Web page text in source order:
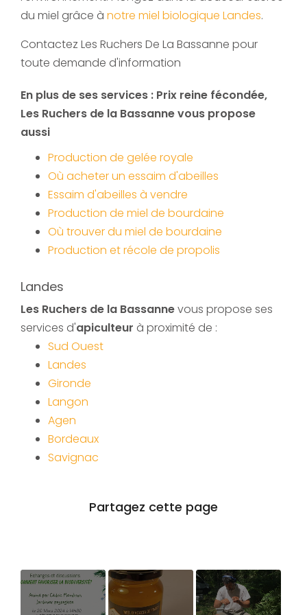
du miel grâce à notre miel biologique Landes.
Contactez Les Ruchers De La Bassanne pour
toute demande d'information
En plus de ses services : Prix reine fécondée,
Les Ruchers de la Bassanne vous propose
aussi
Production de gelée royale
Où acheter un essaim d'abeilles
Essaim d'abeilles à vendre
Production de miel de bourdaine
Où trouver du miel de bourdaine
Production et récole de propolis
Landes
Les Ruchers de la Bassannevous propose ses
services d'apiculteur à proximité de :
Sud Ouest
Landes
Gironde
Langon
Agen
Bordeaux
Savignac